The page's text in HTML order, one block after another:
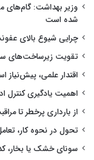
وزیر بهداشت: گام‌های
شده است
چرایی شیوع بالای
تقویت زیرساخت‌های
اقتدار علمی، پیش‌نیاز
اهمیت یادگیری کنترل ادرار
از بارداری پرخطر تا
تحول در نحوه کار،
سونای خشک یا بخار،